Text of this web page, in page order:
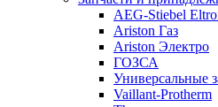
AEG-Stiebel
Ariston Газ
Ariston Электро
ГОЗСА
Универсальные
Vaillant-Protherm